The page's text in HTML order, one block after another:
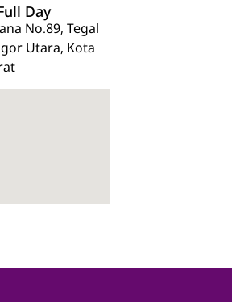
Day
No.89, Tegal
Utara, Kota